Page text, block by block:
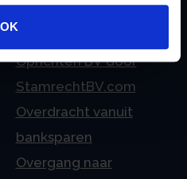
OK
Onzakelijke lening
Stamrecht BV
Oprichten BV door
StamrechtBV.com
Overdracht vanuit
banksparen
Overgang naar